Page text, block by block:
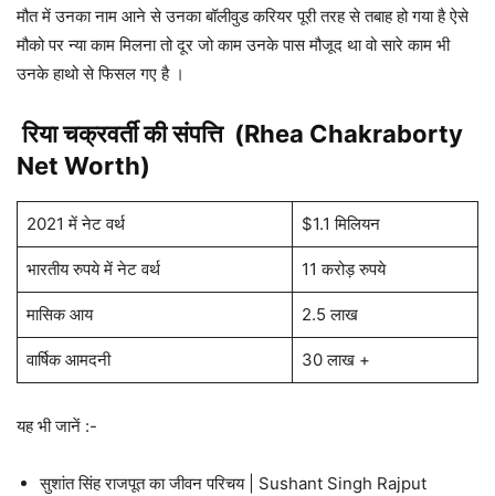
मौत में उनका नाम आने से उनका बॉलीवुड करियर पूरी तरह से तबाह हो गया है ऐसे
मौको पर न्या काम मिलना तो दूर जो काम उनके पास मौजूद था वो सारे काम भी
उनके हाथो से फिसल गए है ।
रिया चक्रवर्तीकी संपत्ति (Rhea Chakraborty
Net Worth)
2021 में नेट वर्थ $1.1 मिलियन
भारतीय रुपये में नेट वर्थ 11 करोड़ रुपये
मासिक आय 2.5 लाख
वार्षिक आमदनी 30 लाख +
यह भी जानें :-
सुशांत सिंह राजपूत का जीवन परिचय | Sushant Singh Rajput